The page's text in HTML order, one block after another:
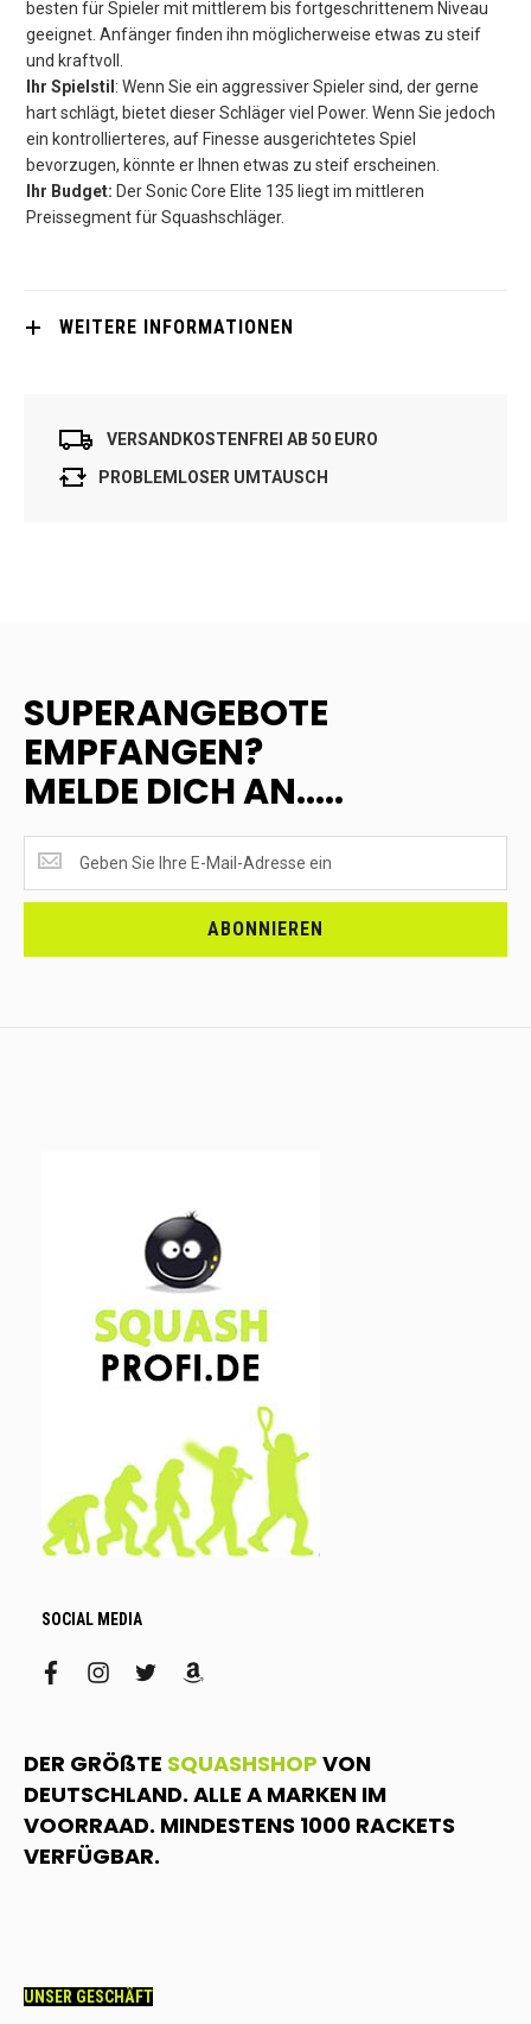
besten für Spieler mit mittlerem bis fortgeschrittenem Niveau
geeignet. Anfänger finden ihn möglicherweise etwas zu steif
und kraftvoll.
Ihr Spielstil : Wenn Sie ein aggressiver Spieler sind, der gerne
hart schlägt, bietet dieser Schläger viel Power. Wenn Sie jedoch
ein kontrollierteres, auf Finesse ausgerichtetes Spiel
bevorzugen, könnte er Ihnen etwas zu steif erscheinen.
Ihr Budget: Der Sonic Core Elite 135 liegt im mittleren
Preissegment für Squashschläger.
WEITERE INFORMATIONEN
VERSANDKOSTENFREI AB 50 EURO
PROBLEMLOSER UMTAUSCH
SUPERANGEBOTE
EMPFANGEN?
MELDE DICH AN.....
EMPFANGEN?
<br>MELDE
ABONNIEREN
SOCIAL MEDIA
facebookinstagram
twitteramazon
DER GRÖßTE SQUASHSHOP VON
DEUTSCHLAND. ALLE A MARKEN IM
VOORRAAD. MINDESTENS 1000 RACKETS
VERFÜGBAR.
UNSER GESCHÄFT